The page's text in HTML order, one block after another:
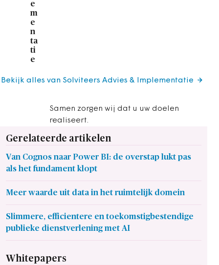
e
m
e
n
ta
ti
e
Samen zorgen wij dat u uw doelen
realiseert.
Bekijk alles van Solviteers Advies & Implementatie
Gerelateerde artikelen
Van Cognos naar Power BI: de overstap lukt pas
als het fundament klopt
Meer waarde uit data in het ruimtelijk domein
Slimmere, efficientere en toekomstigbestendige
publieke dienstverlening met AI
Whitepapers